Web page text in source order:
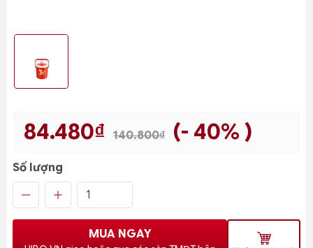
84.480₫ 140.800₫ (- 40% )
Số lượng
MUA NGAY